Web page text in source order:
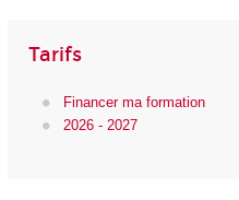
Tarifs
Financer ma formation
2026 - 2027